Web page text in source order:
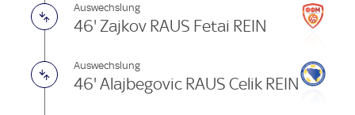
Auswechslung
46' Zajkov RAUS Fetai REIN
Auswechslung
46' Alajbegovic RAUS Celik REIN